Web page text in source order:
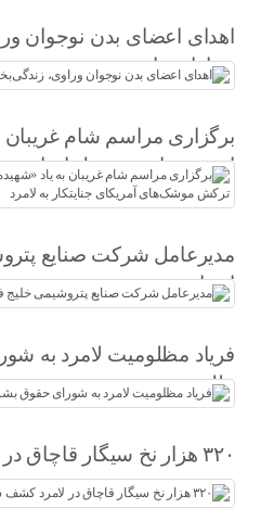
اهدای اعضای بدن نوجوان
بیماران نیازمند شد
برگزاری مراسم شام غریبان
اسدی نژاد» در محل
آمریکای جنایتکار به لامرد
مدیرعامل شرکت صنایع
انتخاب شد
فریاد مظلومیت لامرد به
ملل رسید
۳۲۰ هزار نخ سیگار قاچاق در لامرد کشف شد